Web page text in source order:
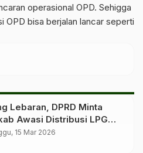
operasional OPD. Sehigga
OPD bisa berjalan lancar seperti
Lebaran, DPRD Minta
Awasi Distribusi LPG
15 Mar 2026